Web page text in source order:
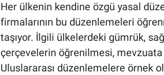
Her ülkenin kendine özgü yasal
firmalarının bu düzenlemeleri
taşıyor. İlgili ülkelerdeki gümrük,
çerçevelerin öğrenilmesi,
Uluslararası düzenlemelere örnek